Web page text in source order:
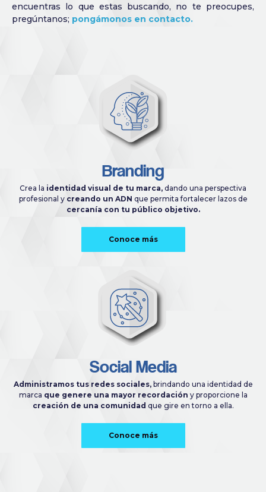
encuentras lo que estas buscando, no te preocupes,
pregúntanos; pongámonos en contacto.
Branding
Crea la identidad visual de tu marca, dando una perspectiva
profesional y creando un ADN que permita fortalecer lazos de
cercanía con tu público objetivo.
Conoce más
Social Media
Administramos tus redes sociales,brindando una identidad de
marca que genere una mayor recordación y proporcione la
creación de una comunidad que gire en torno a ella.
Conoce más